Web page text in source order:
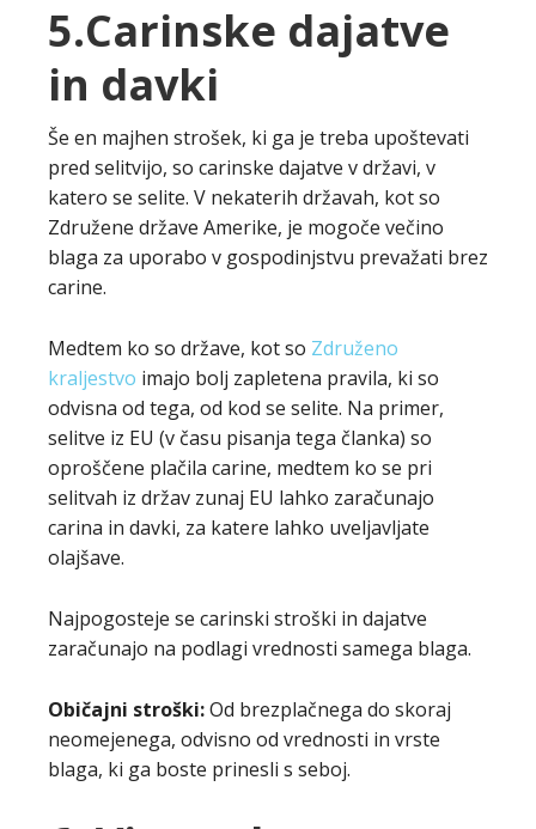
5.Carinske dajatve
in davki
Še en majhen strošek, ki ga je treba upoštevati
pred selitvijo, so carinske dajatve v državi, v
katero se selite. V nekaterih državah, kot so
Združene države Amerike, je mogoče večino
blaga za uporabo v gospodinjstvu prevažati brez
carine.
Medtem ko so države, kot so Združeno
kraljestvo imajo bolj zapletena pravila, ki so
odvisna od tega, od kod se selite. Na primer,
selitve iz EU (v času pisanja tega članka) so
oproščene plačila carine, medtem ko se pri
selitvah iz držav zunaj EU lahko zaračunajo
carina in davki, za katere lahko uveljavljate
olajšave.
Najpogosteje se carinski stroški in dajatve
zaračunajo na podlagi vrednosti samega blaga.
Običajni stroški:Od brezplačnega do skoraj
neomejenega, odvisno od vrednosti in vrste
blaga, ki ga boste prinesli s seboj.